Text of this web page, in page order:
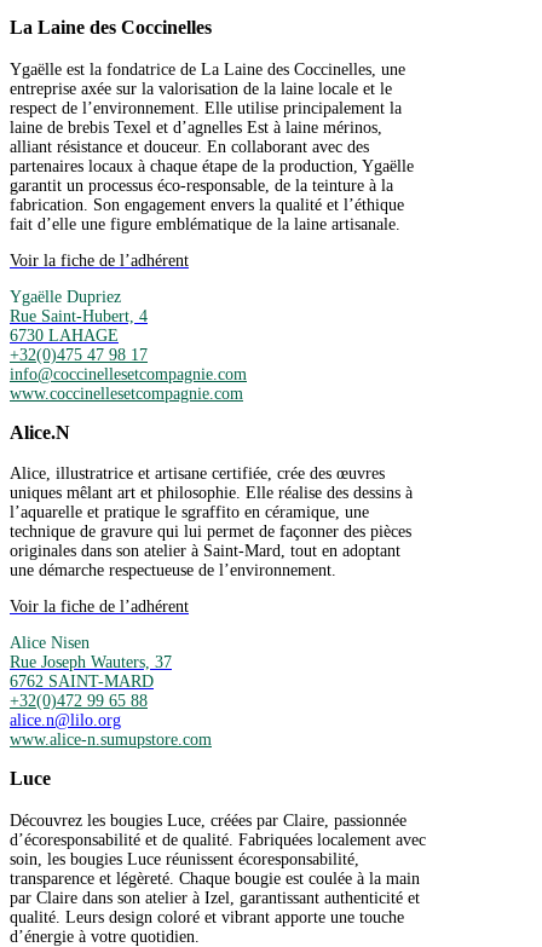
La Laine des Coccinelles
Ygaëlle est la fondatrice de La Laine des Coccinelles, une
entreprise axée sur la valorisation de la laine locale et le
respect de l’environnement. Elle utilise principalement la
laine de brebis Texel et d’agnelles Est à laine mérinos,
alliant résistance et douceur. En collaborant avec des
partenaires locaux à chaque étape de la production, Ygaëlle
garantit un processus éco-responsable, de la teinture à la
fabrication. Son engagement envers la qualité et l’éthique
fait d’elle une figure emblématique de la laine artisanale.
Voir la fiche de l’adhérent
Ygaëlle Dupriez
Rue Saint-Hubert, 4
6730 LAHAGE
+32(0)475 47 98 17
info@coccinellesetcompagnie.com
www.coccinellesetcompagnie.com
Alice.N
Alice, illustratrice et artisane certifiée, crée des œuvres
uniques mêlant art et philosophie. Elle réalise des dessins à
l’aquarelle et pratique le sgraffito en céramique, une
technique de gravure qui lui permet de façonner des pièces
originales dans son atelier à Saint-Mard, tout en adoptant
une démarche respectueuse de l’environnement.
Voir la fiche de l’adhérent
Alice Nisen
Rue Joseph Wauters, 37
6762 SAINT-MARD
+32(0)472 99 65 88
alice.n@lilo.org
www.alice-n.sumupstore.com
Luce
Découvrez les bougies Luce, créées par Claire, passionnée
d’écoresponsabilité et de qualité. Fabriquées localement avec
soin, les bougies Luce réunissent écoresponsabilité,
transparence et légèreté. Chaque bougie est coulée à la main
par Claire dans son atelier à Izel, garantissant authenticité et
qualité. Leurs design coloré et vibrant apporte une touche
d’énergie à votre quotidien.